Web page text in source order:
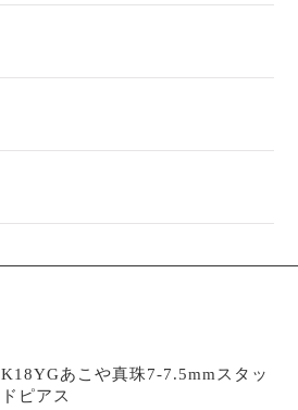
K18YGあこや真珠7-7.5mmスタッ
ドピアス